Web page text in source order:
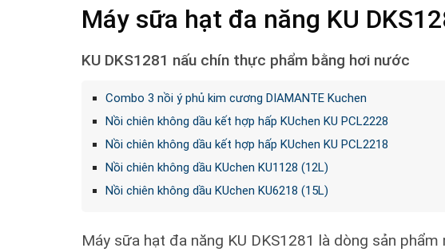
Máy sữa hạt đa năng KU
KU DKS1281 nấu chín thực phẩm bằng hơi nước
Combo 3 nồi ý phủ kim cương DIAMANTE Kuchen
Nồi chiên không dầu kết hợp hấp KUchen KU PCL2228
Nồi chiên không dầu kết hợp hấp KUchen KU PCL2218
Nồi chiên không dầu KUchen KU1128 (12L)
Nồi chiên không dầu KUchen KU6218 (15L)
Máy sữa hạt đa năng KU DKS1281 là dòng sản